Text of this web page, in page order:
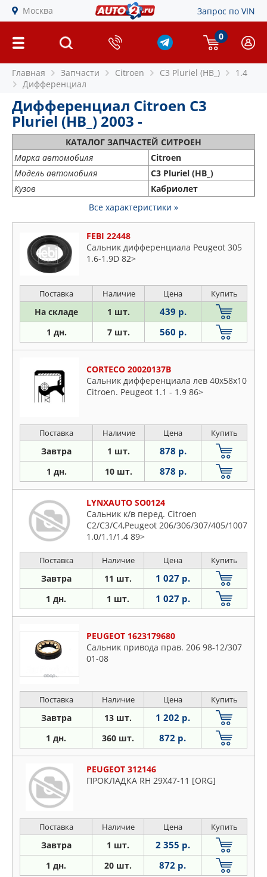
Москва Запрос по VIN
0
Главная Запчасти Citroen C3 Pluriel (HB_)
1.4
Дифференциал
Дифференциал Citroen C3
Pluriel (HB_) 2003 -
КАТАЛОГ ЗАПЧАСТЕЙ СИТРОЕН
Марка автомобиля
Citroen
Модель автомобиля
C3 Pluriel (HB_)
Кузов
Кабриолет
Все характеристики »
FEBI 22448
Сальник дифференциала Peugeot 305
1.6-1.9D 82>
Поставка Наличие Цена Купить
На складе 1 шт. 439 р.
1 дн. 7 шт. 560 р.
CORTECO 20020137B
Сальник дифференциала лев 40x58x10
Citroen. Peugeot 1.1 - 1.9 86>
Поставка Наличие Цена Купить
Завтра 1 шт. 878 р.
1 дн. 10 шт. 878 р.
LYNXAUTO SO0124
Сальник к/в перед. Citroen
C2/C3/C4,Peugeot 206/306/307/405/1007
1.0/1.1/1.4 89>
Поставка Наличие Цена Купить
Завтра 11 шт. 1 027 р.
1 дн. 1 шт. 1 027 р.
PEUGEOT 1623179680
Сальник привода прав. 206 98-12/307
01-08
Поставка Наличие Цена Купить
Завтра 13 шт. 1 202 р.
1 дн. 360 шт. 872 р.
PEUGEOT 312146
ПРОКЛАДКА RH 29X47-11 [ORG]
Поставка Наличие Цена Купить
Завтра 1 шт. 2 355 р.
1 дн. 20 шт. 872 р.